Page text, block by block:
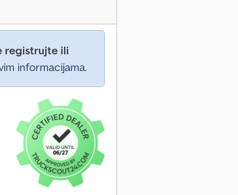
registrujte ili
informacijama.